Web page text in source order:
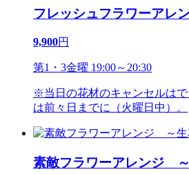
フレッシュフラワーアレ
9,900円
第1・3金曜 19:00～20:30
※当日の花材のキャンセルは
は前々日までに（火曜日中）。
素敵フラワーアレンジ